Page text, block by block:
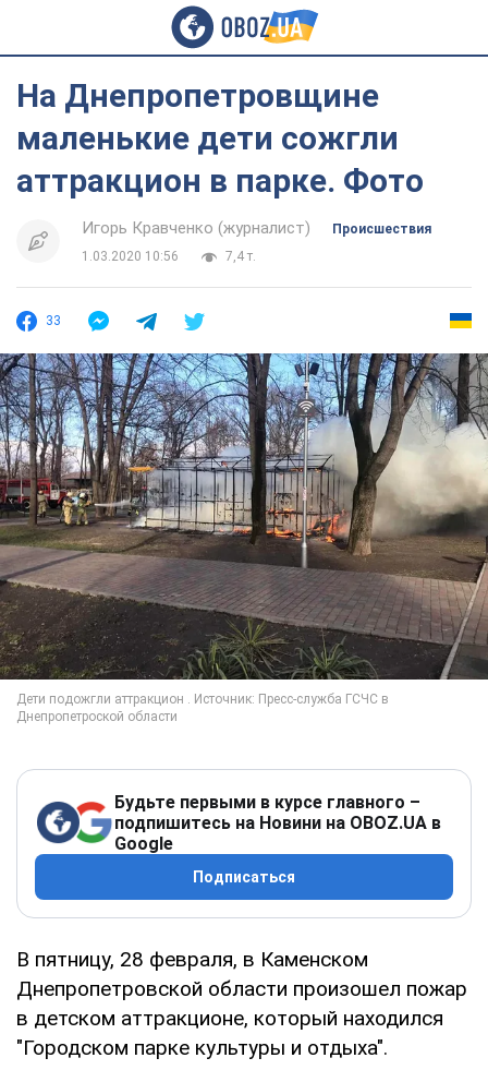
На Днепропетровщине
маленькие дети сожгли
аттракцион в парке. Фото
Игорь Кравченко (журналист)
Происшествия
1.03.2020 10:56
7,4 т.
33
Будьте первыми в курсе главного –
подпишитесь на Новини на OBOZ.UA в
Google
Подписаться
В пятницу, 28 февраля, в Каменском
Днепропетровской области произошел пожар
в детском аттракционе, который находился
"Городском парке культуры и отдыха".